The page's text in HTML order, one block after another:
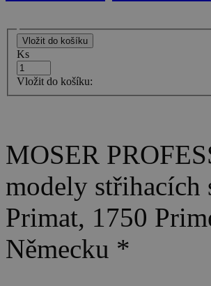
Ks
Vložit do košíku:
MOSER
modely
Primat, 1750
Německu *